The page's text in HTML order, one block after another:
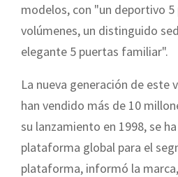
modelos, con "un deportivo
volúmenes, un distinguido
elegante 5 puertas familiar".
La nueva generación de este
han vendido más de 10
su lanzamiento en 1998, se
plataforma global para el
plataforma, informó la